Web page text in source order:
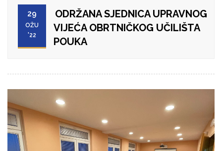
29
OŽU
'22
ODRŽANA SJEDNICA UPRAVNOG
VIJEĆA OBRTNIČKOG UČILIŠTA
POUKA